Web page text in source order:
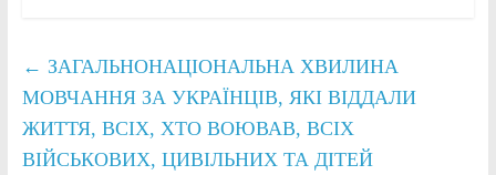
← ЗАГАЛЬНОНАЦІОНАЛЬНА ХВИЛИНА
МОВЧАННЯ ЗА УКРАЇНЦІВ, ЯКІ ВІДДАЛИ
ЖИТТЯ, ВСІХ, ХТО ВОЮВАВ, ВСІХ
ВІЙСЬКОВИХ, ЦИВІЛЬНИХ ТА ДІТЕЙ